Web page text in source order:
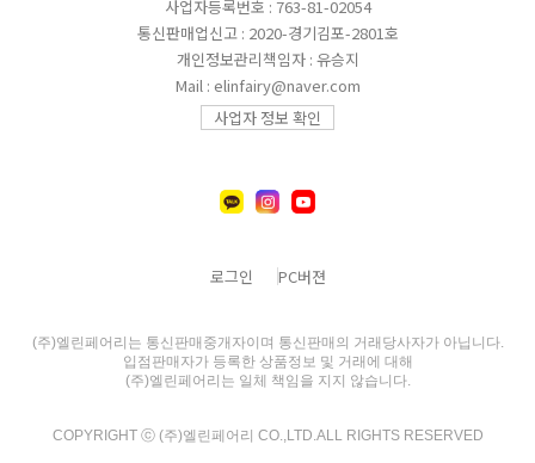
사업자등록번호 : 763-81-02054
통신판매업신고 : 2020-경기김포-2801호
개인정보관리책임자 : 유승지
Mail : elinfairy@naver.com
사업자 정보 확인
로그인 PC버젼
(주)엘린페어리는 통신판매중개자이며 통신판매의 거래당사자가 아닙니다.
입점판매자가 등록한 상품정보 및 거래에 대해
(주)엘린페어리는 일체 책임을 지지 않습니다.
COPYRIGHT ⓒ (주)엘린페어리 CO.,LTD.ALL RIGHTS RESERVED